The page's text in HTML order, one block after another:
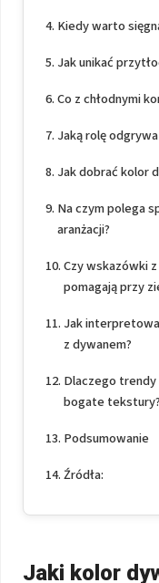
Kiedy warto
Jak unikać
Co z chłodnymi
Jaką rolę
Jak dobrać kolor
Na czym polega
aranżacji?
Czy wskazówki
pomagają przy
Jak
z dywanem?
Dlaczego
bogate tekstury?
Podsumowanie
Źródła:
Jaki kolor